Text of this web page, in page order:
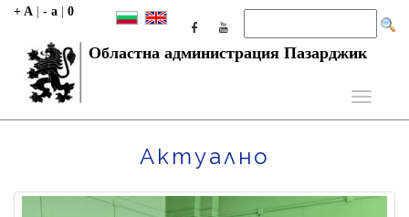
+ A - a 0
Областна администрация Пазарджик
Toggle
Актуално